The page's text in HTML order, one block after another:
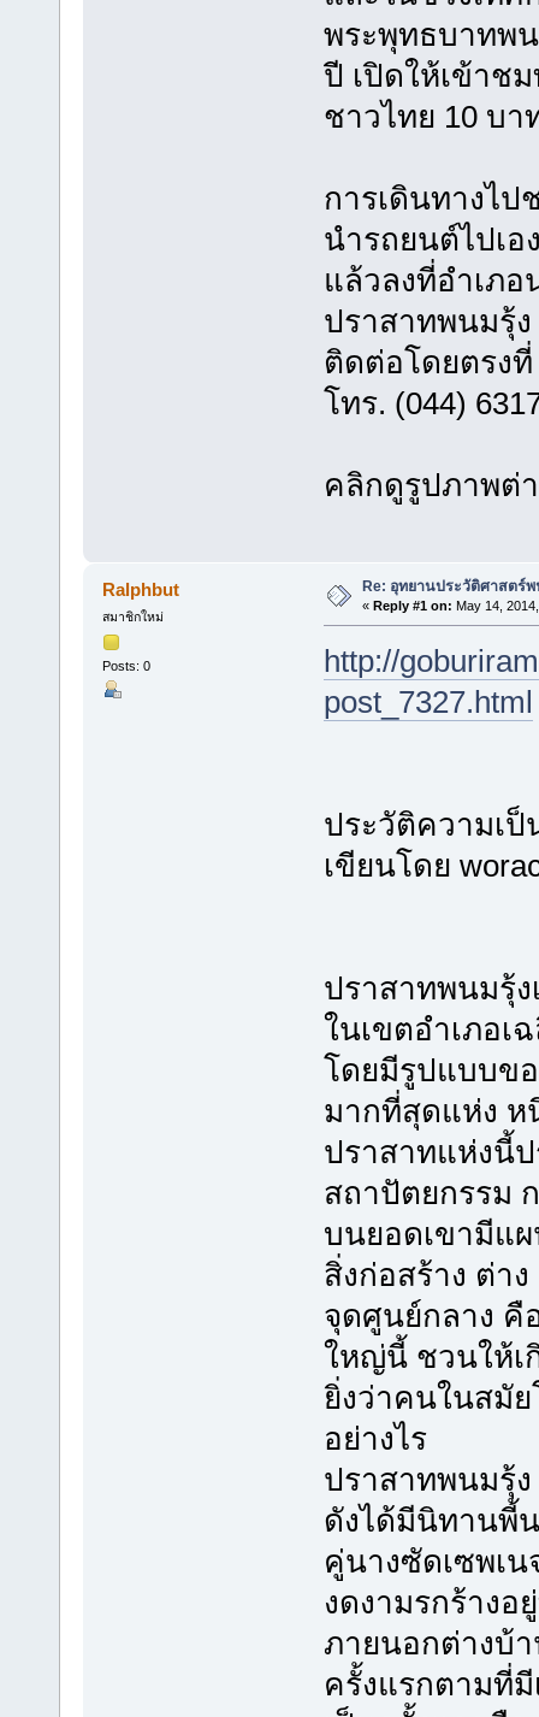
พระพุทธบาทพ
ปี เปิดให้เข้าช
ชาวไทย 10 บ
การเดินทางไ
นำรถยนต์ไปเ
แล้วลงที่อำเภอ
ปราสาทพนมรุ้
ติดต่อโดยตรง
โทร. (044)
คลิกดูรูปภาพต่า
Ralphbut
สมาชิกใหม่
Posts: 0
Re: อุทยานประวัติศาสตร์พ
« Reply #1 on: May 14,
http://
post_7327.html
ประวัติความเ
เขียนโดย
ปราสาทพนมรุ้
ในเขตอำเภอเ
โดยมีรูปแบบข
มากที่สุดแห่ง ห
ปราสาทแห่งนี้
สถาปัตยกรรม
บนยอดเขามีแ
สิ่งก่อสร้าง ต่า
จุดศูนย์กลาง คื
ใหญ่นี้ ชวนให้เ
ยิ่งว่าคนในสมั
อย่างไร
ปราสาทพนมรุ้
ดังได้มีนิทานพี้
คู่นางซัดเซพเ
งดงามรกร้าง
ภายนอกต่างบ้
ครั้งแรกตามที่